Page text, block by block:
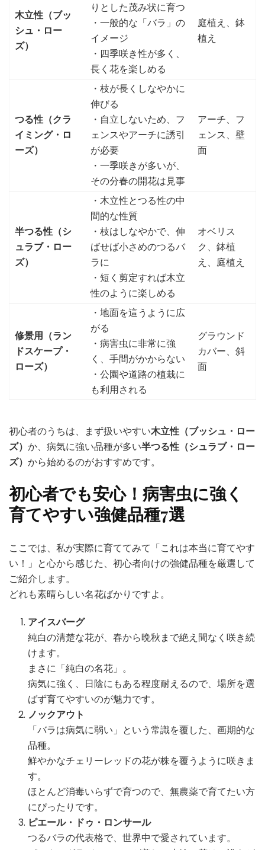
木立性（ブッ
シュ・ロー
ズ）
りとした茂み状に育つ
・一般的な「バラ」の
イメージ
・四季咲き性が多く、
長く花を楽しめる
庭植え、鉢
植え
つる性（クラ
イミング・ロ
ーズ）
・枝が長くしなやかに
伸びる
・自立しないため、フ
ェンスやアーチに誘引
が必要
・一季咲きが多いが、
その分春の開花は見事
アーチ、フ
ェンス、壁
面
半つる性（シ
ュラブ・ロー
ズ）
・木立性とつる性の中
間的な性質
・枝はしなやかで、伸
ばせば小さめのつるバ
ラに
・短く剪定すれば木立
性のように楽しめる
オベリス
ク、鉢植
え、庭植え
修景用（ラン
ドスケープ・
ローズ）
・地面を這うように広
がる
・病害虫に非常に強
く、手間がかからない
・公園や道路の植栽に
も利用される
グラウンド
カバー、斜
面
初心者のうちは、まず扱いやすい木立性（ブッシュ・ロー
ズ） か、病気に強い品種が多い半つる性（シュラブ・ロー
ズ） から始めるのがおすすめです。
初心者でも安心！病害虫に強く
育てやすい強健品種7選
ここでは、私が実際に育ててみて「これは本当に育てやす
い！」と心から感じた、初心者向けの強健品種を厳選して
ご紹介します。
どれも素晴らしい名花ばかりですよ。
アイスバーグ
純白の清楚な花が、春から晩秋まで絶え間なく咲き続
けます。
まさに「純白の名花」。
病気に強く、日陰にもある程度耐えるので、場所を選
ばず育てやすいのが魅力です。
ノックアウト
「バラは病気に弱い」という常識を覆した、画期的な
品種。
鮮やかなチェリーレッドの花が株を覆うように咲きま
す。
ほとんど消毒いらずで育つので、無農薬で育てたい方
にぴったりです。
ピエール・ドゥ・ロンサール
つるバラの代表格で、世界中で愛されています。